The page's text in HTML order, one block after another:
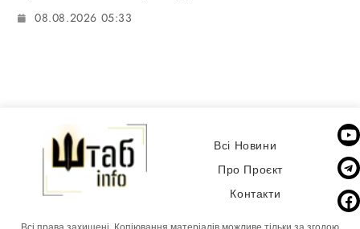
08.08.2026 05:33
Всі Новини
Про Проєкт
Контакти